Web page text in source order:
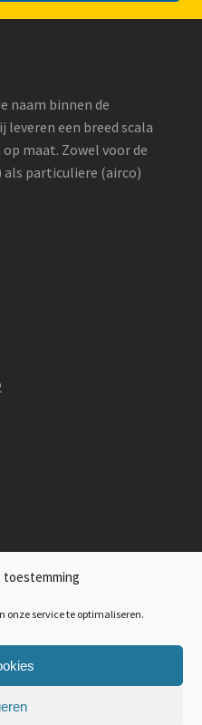
toestemming
onze service te optimaliseren.
naam binnen de
een breed scala
maat. Zowel voor de
particuliere (airco)
actie voor u